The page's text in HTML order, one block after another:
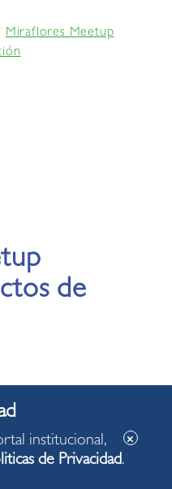
Miraflores Meetup
de
y estar al tanto de los
institucional,
de Privacidad.